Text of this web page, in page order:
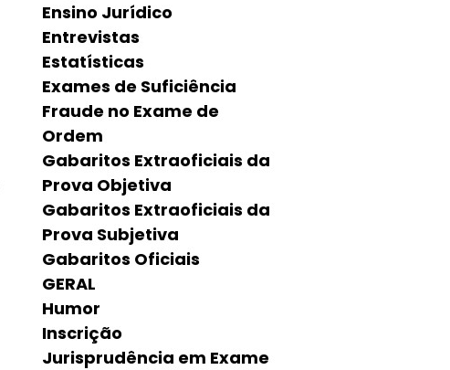
Ensino Jurídico
Entrevistas
Estatísticas
Exames de Suficiência
Fraude no Exame de
Ordem
Gabaritos Extraoficiais da
Prova Objetiva
Gabaritos Extraoficiais da
Prova Subjetiva
Gabaritos Oficiais
GERAL
Humor
Inscrição
Jurisprudência em Exame